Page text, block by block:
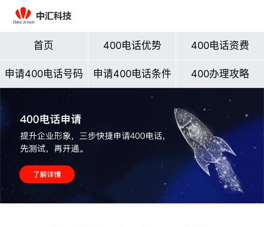
首页 400电话优势 400电话资费
申请400电话号码 申请400电话条件 400办理攻略